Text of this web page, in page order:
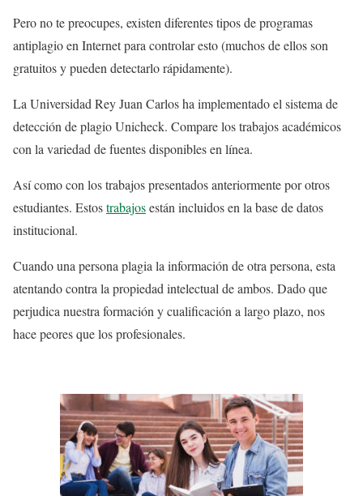
Pero no te preocupes, existen diferentes tipos de programas
antiplagio en Internet para controlar esto (muchos de ellos son
gratuitos y pueden detectarlo rápidamente).
La Universidad Rey Juan Carlos ha implementado el sistema de
detección de plagio Unicheck. Compare los trabajos académicos
con la variedad de fuentes disponibles en línea.
Así como con los trabajos presentados anteriormente por otros
estudiantes. Estostrabajosestán incluidos en la base de datos
institucional.
Cuando una persona plagia la información de otra persona, esta
atentando contra la propiedad intelectual de ambos. Dado que
perjudica nuestra formación y cualificación a largo plazo, nos
hace peores que los profesionales.